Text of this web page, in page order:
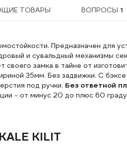
ТОВАРЫ ВОПРОСЫ 1
Предназначен для
и сувальдный механизмы
замка в тайне от
35мм. Без задвижки. С
под ручки. Без ответной
- от минус 20 до плюс 60
KILIT